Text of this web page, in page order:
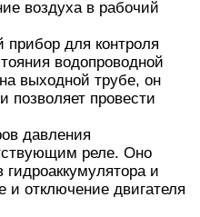
воздуха в рабочий
для контроля
водопроводной
выходной трубе, он
позволяет провести
давления
реле. Оно
гидроаккумулятора и
и отключение двигателя